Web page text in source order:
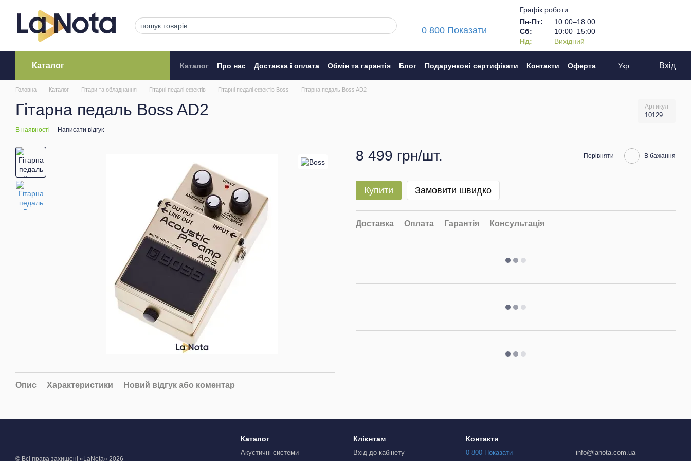
0 800 Показати
Графік роботи:
Пн-Пт:
10:00–18:00
Сб:
10:00–15:00
Нд:
Вихідний
Каталог Каталог Про нас Доставка і оплата Обмін та гарантія Блог Подарункові сертифікати Контакти
Оферта
Укр Вхід
Головна Каталог Гітари та обладнання Гітарні педалі ефектів Гітарні педалі ефектів Boss Гітарна педаль Boss AD2
Гітарна педаль Boss AD2 Артикул
10129
В наявності Написати відгук
Опис Характеристики Новий відгук або коментар
8 499 грн/шт. Порівняти В бажання
Купити Замовити швидко
Доставка Оплата Гарантія Консультація
© Всі права захищені «LaNota» 2026
Каталог
Акустичні системи
Клієнтам
Вхід до кабінету
Контакти
0 800 Показати info@lanota.com.ua